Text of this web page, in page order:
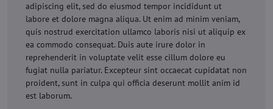
adipiscing elit, sed do eiusmod tempor incididunt ut
labore et dolore magna aliqua. Ut enim ad minim veniam,
quis nostrud exercitation ullamco laboris nisi ut aliquip ex
ea commodo consequat. Duis aute irure dolor in
reprehenderit in voluptate velit esse cillum dolore eu
fugiat nulla pariatur. Excepteur sint occaecat cupidatat non
proident, sunt in culpa qui officia deserunt mollit anim id
est laborum.